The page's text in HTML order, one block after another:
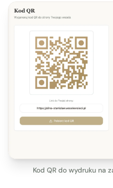
Kod QR do wydruku na